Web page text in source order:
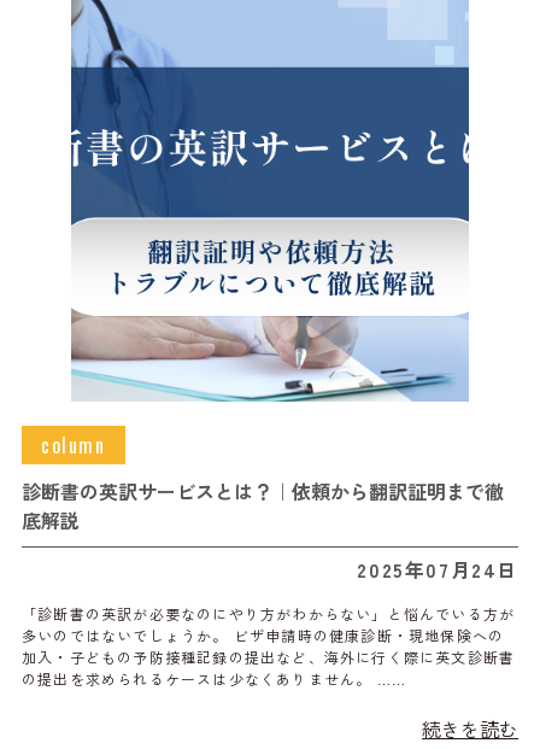
column
診断書の英訳サービスとは？｜依頼から翻訳証明まで徹
底解説
2025年07月24日
「診断書の英訳が必要なのにやり方がわからない」と悩んでいる方が
多いのではないでしょうか。 ビザ申請時の健康診断・現地保険への
加入・子どもの予防接種記録の提出など、海外に行く際に英文診断書
の提出を求められるケースは少なくありません。 ……
続きを読む